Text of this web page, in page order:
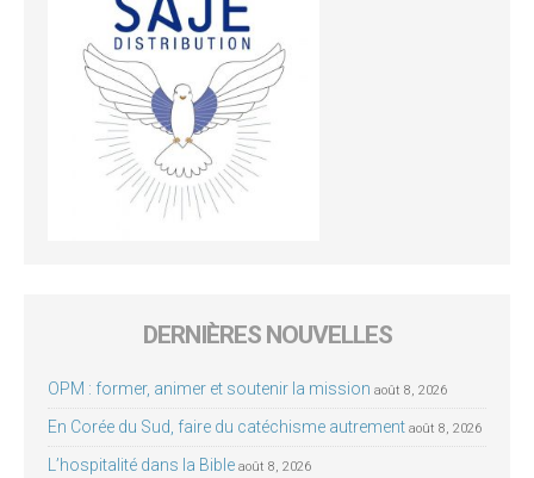
DERNIÈRES NOUVELLES
OPM : former, animer et soutenir la mission août 8, 2026
En Corée du Sud, faire du catéchisme autrement août 8, 2026
L’hospitalité dans la Bible août 8, 2026